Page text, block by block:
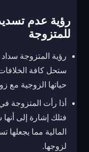
رؤية عدم
للمتزوجة
رؤية المتزوجة سداد
ستحل كافة
حياتها الزوجية مع
أذا رأت المتزوجة
فتلك إشارة إلى
المالية مما يجعلها
لزوجها.